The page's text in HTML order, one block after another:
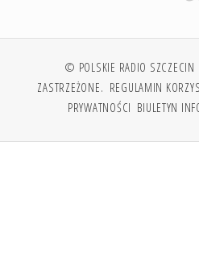
© POLSKIE RADIO SZCZECIN
ZASTRZEŻONE. REGULAMIN
PRYWATNOŚCI BIULETYN